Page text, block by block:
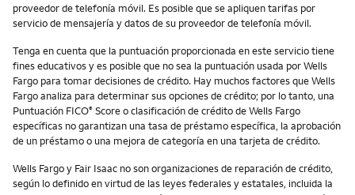
proveedor de telefonía móvil. Es posible que se apliquen tarifas por
servicio de mensajería y datos de su proveedor de telefonía móvil.
Tenga en cuenta que la puntuación proporcionada en este servicio tiene
fines educativos y es posible que no sea la puntuación usada por Wells
Fargo para tomar decisiones de crédito. Hay muchos factores que Wells
Fargo analiza para determinar sus opciones de crédito; por lo tanto, una
Puntuación FICO® Score o clasificación de crédito de Wells Fargo
específicas no garantizan una tasa de préstamo específica, la aprobación
de un préstamo o una mejora de categoría en una tarjeta de crédito.
Wells Fargo y Fair Isaac no son organizaciones de reparación de crédito,
según lo definido en virtud de las leyes federales y estatales, incluida la